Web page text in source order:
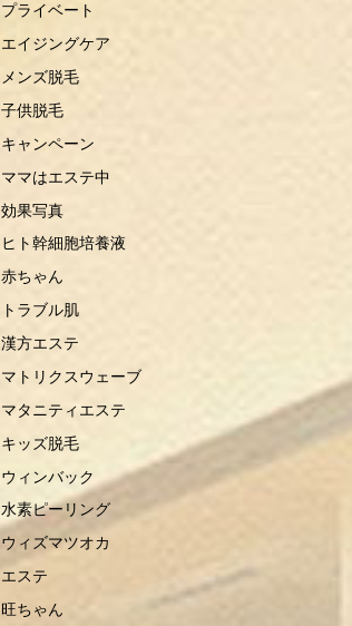
プライベート
エイジングケア
メンズ脱毛
子供脱毛
キャンペーン
ママはエステ中
効果写真
ヒト幹細胞培養液
赤ちゃん
トラブル肌
漢方エステ
マトリクスウェーブ
マタニティエステ
キッズ脱毛
ウィンバック
水素ピーリング
ウィズマツオカ
エステ
旺ちゃん